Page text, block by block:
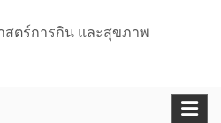
สตร์การกิน และสุขภาพ